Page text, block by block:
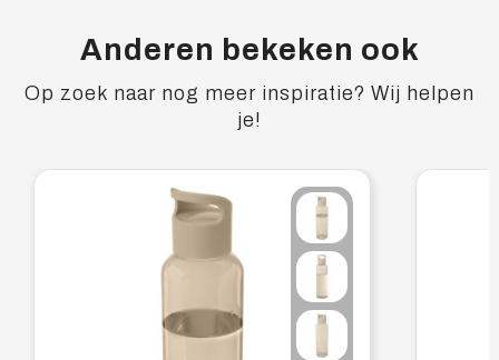
Anderen bekeken ook
Op zoek naar nog meer inspiratie? Wij helpen
je!